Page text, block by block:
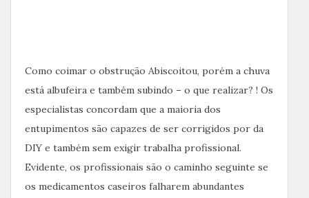
Como coimar o obstrução Abiscoitou, porém a chuva
está albufeira e também subindo – o que realizar? ! Os
especialistas concordam que a maioria dos
entupimentos são capazes de ser corrigidos por da
DIY e também sem exigir trabalha profissional.
Evidente, os profissionais são o caminho seguinte se
os medicamentos caseiros falharem abundantes